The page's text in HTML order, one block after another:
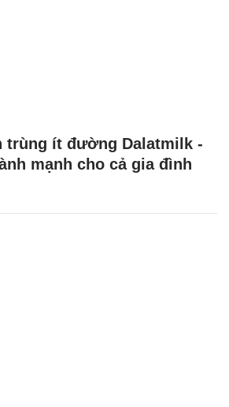
trùng ít đường Dalatmilk -
mạnh cho cả gia đình